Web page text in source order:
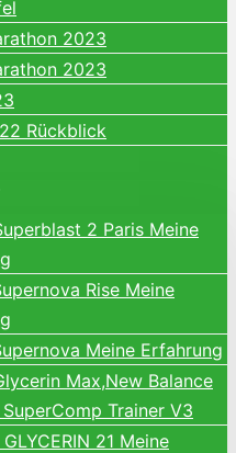
2023
2023
Rückblick
2 Paris Meine
Rise Meine
Meine Erfahrung
Max,New Balance
SuperComp Trainer V3
GLYCERIN 21 Meine